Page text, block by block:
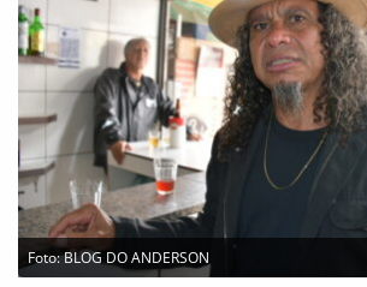
Foto: BLOG DO ANDERSON